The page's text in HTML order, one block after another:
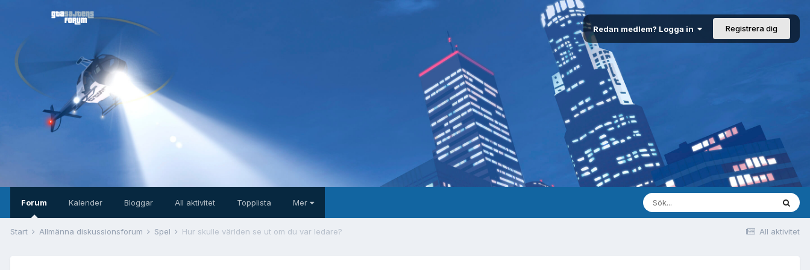
Redan medlem? Logga in Registrera dig
Forum Kalender Bloggar All aktivitet Topplista Mer
All aktivitet
Start Allmänna diskussionsforum Spel Hur skulle världen se ut om du var ledare?